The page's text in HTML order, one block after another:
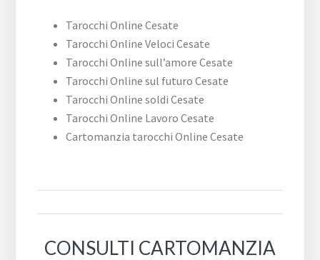
Tarocchi Online Cesate
Tarocchi Online Veloci Cesate
Tarocchi Online sull’amore Cesate
Tarocchi Online sul futuro Cesate
Tarocchi Online soldi Cesate
Tarocchi Online Lavoro Cesate
Cartomanzia tarocchi Online Cesate
CONSULTI CARTOMANZIA